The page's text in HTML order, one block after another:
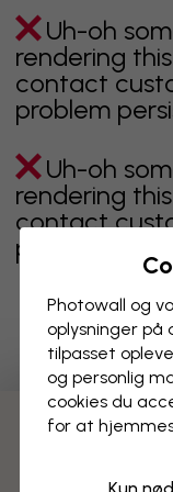
Uh-oh
rendering
contact
problem
Uh-oh
rendering
contact
problem
Opdag flere
Photowall og
oplysninger på
tilpasset
og personlig
cookies du
for at